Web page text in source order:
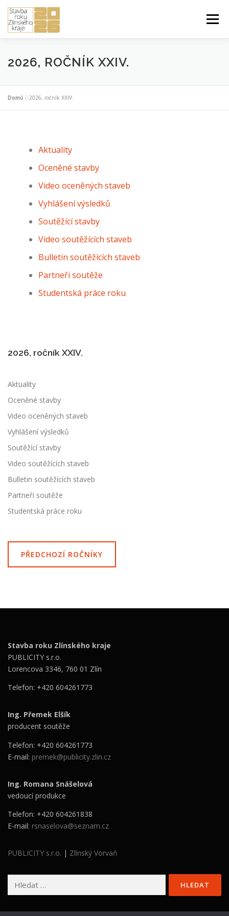
obsah
Menu
ÚVOD DO SOUTĚŽE PŘIHLÁŠKA A PRAVIDLA
STUDENTSKÁ PRÁCE ROKU
2026, ROČNÍK XXIV.
Domů »2026, ročník XXIV.
Aktuality
Oceněné stavby
Video oceněných staveb
Vyhlášení výsledků
Soutěžící stavby
Video soutěžících staveb
Bulletin soutěžících staveb
Partneři soutěže
Studentská práce roku
2026, ročník XXIV.
Aktuality
Oceněné stavby
Video oceněných staveb
Vyhlášení výsledků
Soutěžící stavby
Video soutěžících staveb
Bulletin soutěžících staveb
Partneři soutěže
Studentská práce roku
PŘEDCHOZÍ ROČNÍKY
Stavba roku Zlínského kraje
PUBLICITY s.r.o.
Lorencova 3346, 760 01 Zlín
Telefon: +420 604261773
Ing. Přemek Elšík
producent soutěže
Telefon: +420 604261773
E-mail: premek@publicity.zlin.cz
Ing. Romana Snášelová
vedoucí produkce
Telefon: +420 604261838
E-mail: rsnaselova@seznam.cz
PUBLICITY s.r.o. | Zlínský Vorvaň
Vyhledávání